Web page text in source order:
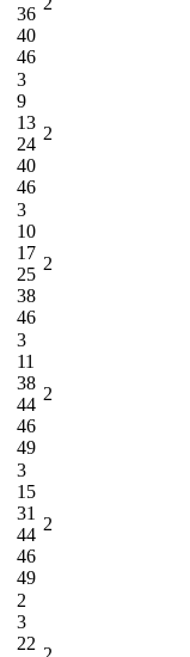
36
40
46
3
9
13
24
40
46
2
3
10
17
25
38
46
2
3
11
38
44
46
49
2
3
15
31
44
46
49
2
2
3
22